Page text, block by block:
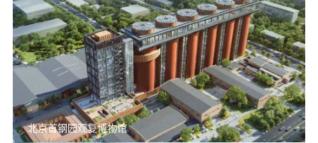
北京首钢园观复博物馆